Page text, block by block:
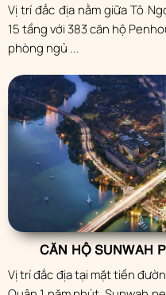
Vị trí đắc địa nằm giữa Tô
15 tầng với 383 căn hộ
phòng ngủ ...
CĂN HỘ SUNWAH
Vị trí đắc địa tại mặt tiền